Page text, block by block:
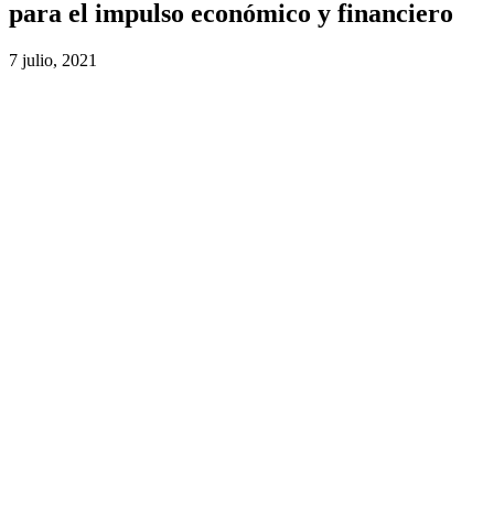
para el impulso económico y financiero
7 julio, 2021